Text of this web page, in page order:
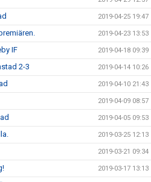
2019-04-25 19:47
2019-04-23 13:53
IF 2019-04-18 09:39
2-3 2019-04-14 10:26
2019-04-10 21:43
2019-04-09 08:57
2019-04-05 09:53
2019-03-25 12:13
2019-03-21 09:34
2019-03-17 13:13